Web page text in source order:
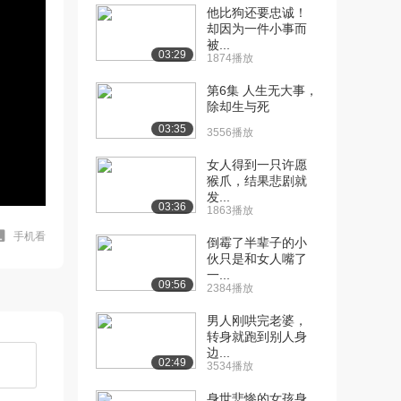
手机看
03:29
他比狗还要忠诚！
却因为一件小事而
被...
1874播放
03:35
第6集 人生无大事，
除却生与死
3556播放
03:36
女人得到一只许愿
猴爪，结果悲剧就
发...
1863播放
09:56
倒霉了半辈子的小
伙只是和女人嘴了
一...
2384播放
02:49
男人刚哄完老婆，
转身就跑到别人身
边...
3534播放